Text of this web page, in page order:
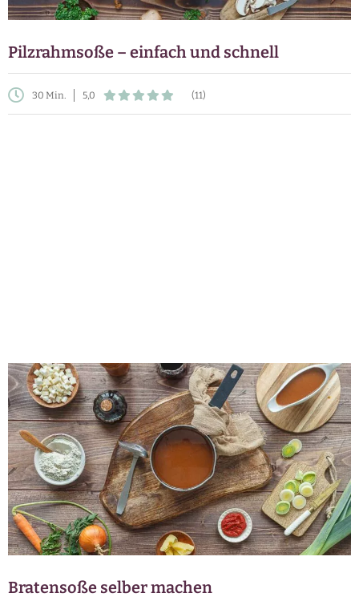
Pilzrahmsoße – einfach und schnell
30 Min. 5,0 (11)
Bratensoße selber machen